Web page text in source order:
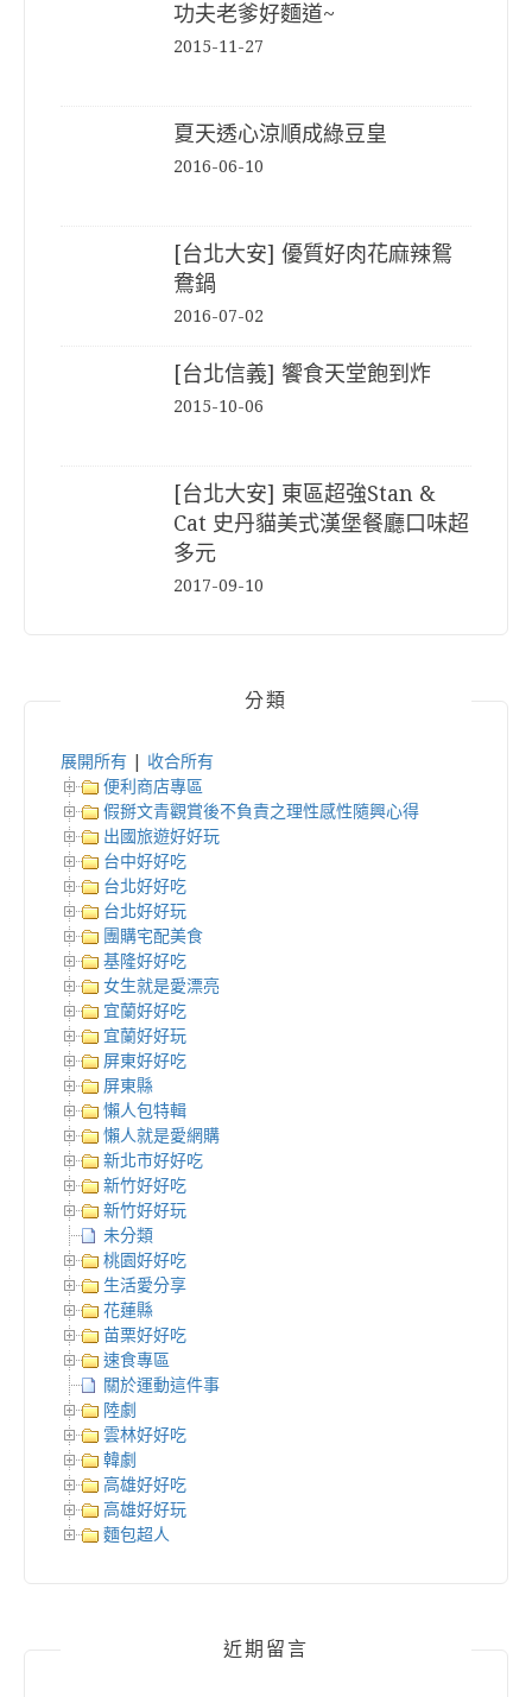
功夫老爹好麵道~
2015-11-27
夏天透心涼順成綠豆皇
2016-06-10
[台北大安] 優質好肉花麻辣鴛
鴦鍋
2016-07-02
[台北信義] 饗食天堂飽到炸
2015-10-06
[台北大安] 東區超強Stan &
Cat 史丹貓美式漢堡餐廳口味超
多元
2017-09-10
分類
展開所有
收合所有
便利商店專區
假掰文青觀賞後不負責之理性感性隨興心得
出國旅遊好好玩
台中好好吃
台北好好吃
台北好好玩
團購宅配美食
基隆好好吃
女生就是愛漂亮
宜蘭好好吃
宜蘭好好玩
屏東好好吃
屏東縣
懶人包特輯
懶人就是愛網購
新北市好好吃
新竹好好吃
新竹好好玩
未分類
桃園好好吃
生活愛分享
花蓮縣
苗栗好好吃
速食專區
關於運動這件事
陸劇
雲林好好吃
韓劇
高雄好好吃
高雄好好玩
麵包超人
近期留言